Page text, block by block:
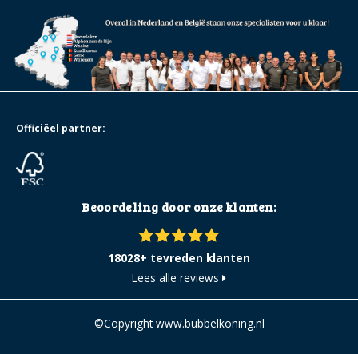
Beoordeling door onze klanten:
18028+ tevreden klanten
Lees alle reviews
Officiëel partner:
©Copyright www.bubbelkoning.nl